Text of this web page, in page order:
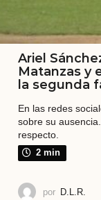
Ariel
Matanzas y
la segunda
En las redes
sobre su
respecto.
2 min
por D.L.R.